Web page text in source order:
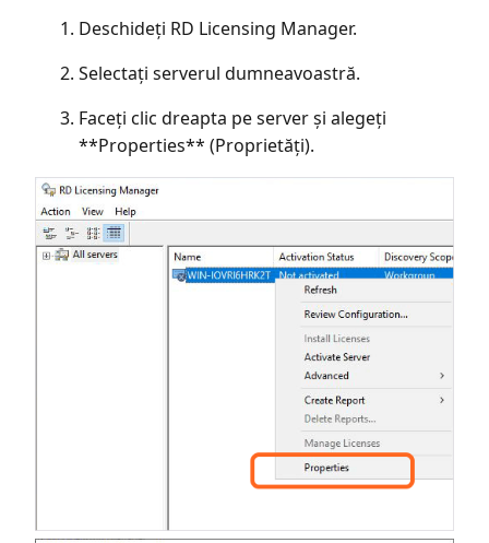
Deschideți RD Licensing Manager.
Selectați serverul dumneavoastră.
Faceți clic dreapta pe server și alegeți
**Properties** (Proprietăți).